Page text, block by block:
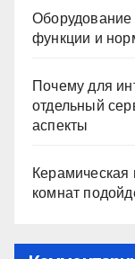
функции и
Почему для
отдельный
аспекты
Керамическая
комнат